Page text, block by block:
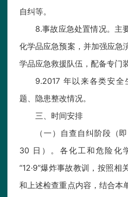
自纠等。
8.事故应急处置情况。主
化学品应急预案，并加强应急
学品应急救援队伍，配备专门
9.2017 年以来各类安
题、隐患整改情况。
三、时间安排
（一）自查自纠阶段（
30 日）。各化工和危险化
“12·9”爆炸事故教训，按照相
和上述检查重点内容，结合本